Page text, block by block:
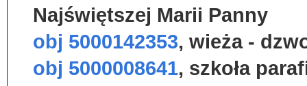
Najświętszej Marii Panny
obj 5000142353, wieża -
obj 5000008641, szkoła